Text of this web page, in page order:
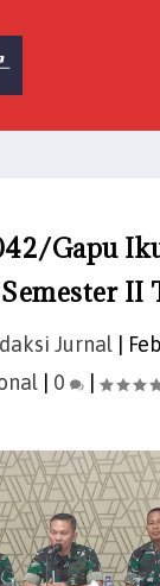
Gapu
II
Jurnal|
| 0 |